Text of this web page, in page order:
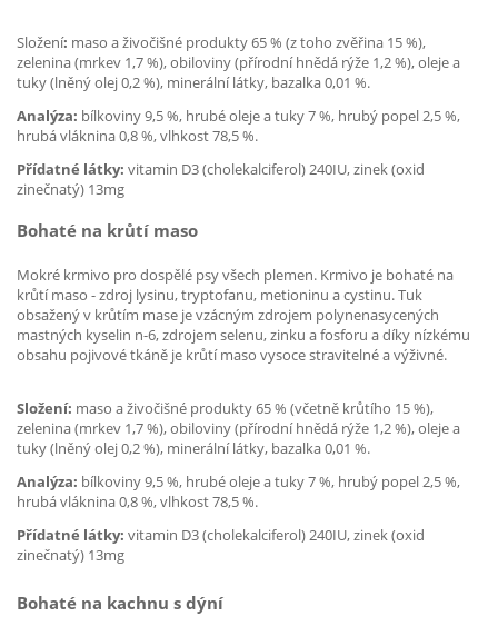
Složení: maso a živočišné produkty 65 % (z toho zvěřina 15 %),
zelenina (mrkev 1,7 %), obiloviny (přírodní hnědá rýže 1,2 %), oleje a
tuky (lněný olej 0,2 %), minerální látky, bazalka 0,01 %.
Analýza: bílkoviny 9,5 %, hrubé oleje a tuky 7 %, hrubý popel 2,5 %,
hrubá vláknina 0,8 %, vlhkost 78,5 %.
Přídatné látky: vitamin D3 (cholekalciferol) 240IU, zinek (oxid
zinečnatý) 13mg
Bohaté na krůtí maso
Mokré krmivo pro dospělé psy všech plemen. Krmivo je bohaté na
krůtí maso - zdroj lysinu, tryptofanu, metioninu a cystinu. Tuk
obsažený v krůtím mase je vzácným zdrojem polynenasycených
mastných kyselin n-6, zdrojem selenu, zinku a fosforu a díky nízkému
obsahu pojivové tkáně je krůtí maso vysoce stravitelné a výživné.
Složení: maso a živočišné produkty 65 % (včetně krůtího 15 %),
zelenina (mrkev 1,7 %), obiloviny (přírodní hnědá rýže 1,2 %), oleje a
tuky (lněný olej 0,2 %), minerální látky, bazalka 0,01 %.
Analýza: bílkoviny 9,5 %, hrubé oleje a tuky 7 %, hrubý popel 2,5 %,
hrubá vláknina 0,8 %, vlhkost 78,5 %.
Přídatné látky: vitamin D3 (cholekalciferol) 240IU, zinek (oxid
zinečnatý) 13mg
Bohaté na kachnu s dýní